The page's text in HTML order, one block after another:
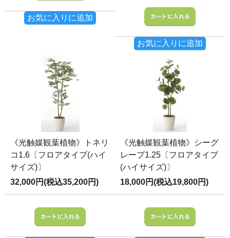
お気に入りに追加
お気に入りに追加
《光触媒観葉植物》トネリ
コ1.6〔フロアタイプ(ハイ
サイズ)〕
32,000円(税込35,200円)
《光触媒観葉植物》シーグ
レープ1.25〔フロアタイプ
(ハイサイズ)〕
18,000円(税込19,800円)